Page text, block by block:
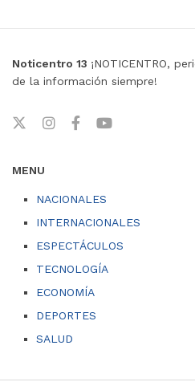
Noticentro 13 ¡NOTICENTRO,
de la información siempre!
MENU
NACIONALES
INTERNACIONALES
ESPECTÁCULOS
TECNOLOGÍA
ECONOMÍA
DEPORTES
SALUD